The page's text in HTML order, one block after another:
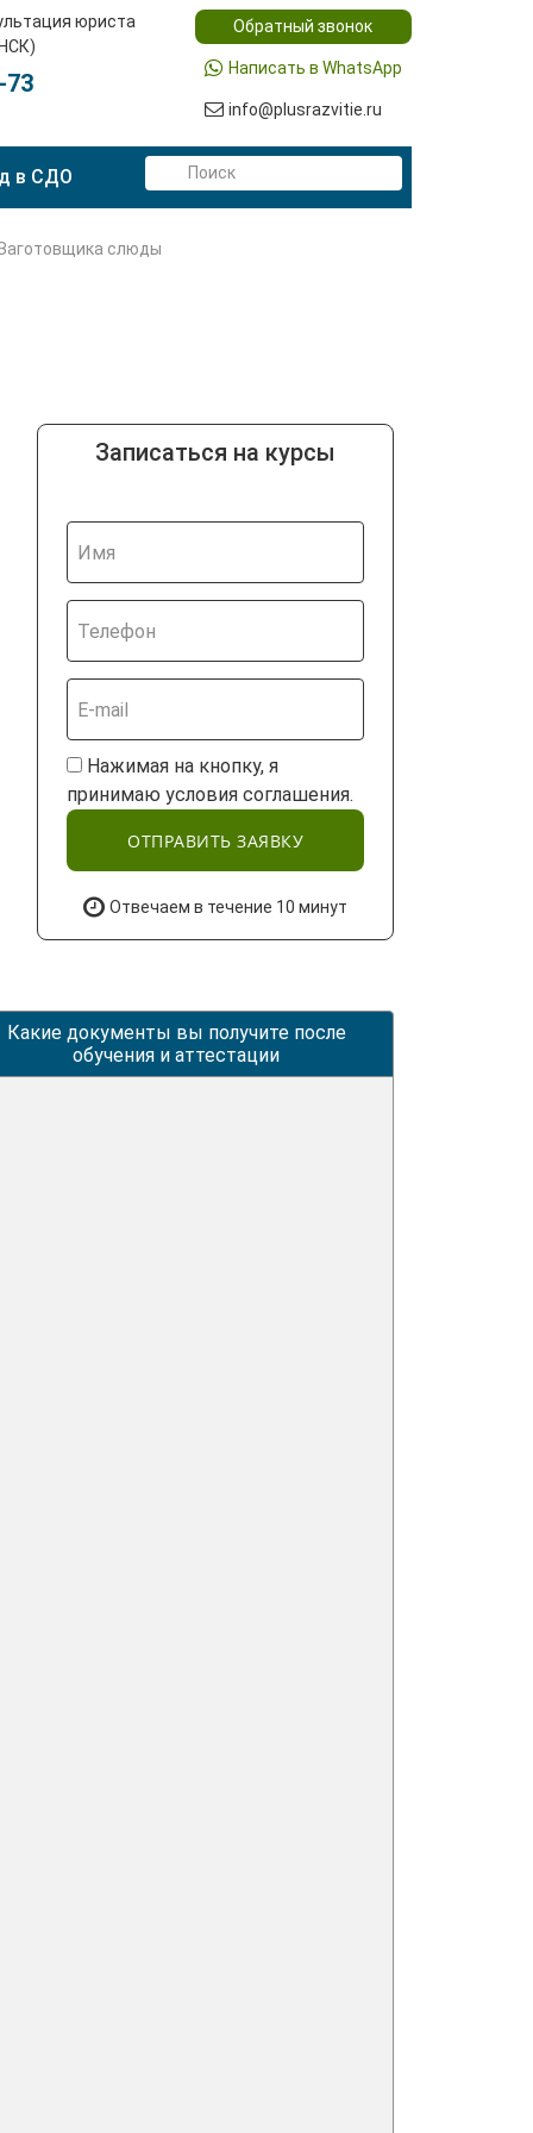
юриста
73
Обратный звонок
Написать в WhatsApp
info@plusrazvitie.ru
в СДО
слюды
Записаться на курсы
Нажимая на кнопку, я
принимаю условия соглашения.
ОТПРАВИТЬ ЗАЯВКУ
Отвечаем в течение 10 минут
Какие документы вы получите после
обучения и аттестации